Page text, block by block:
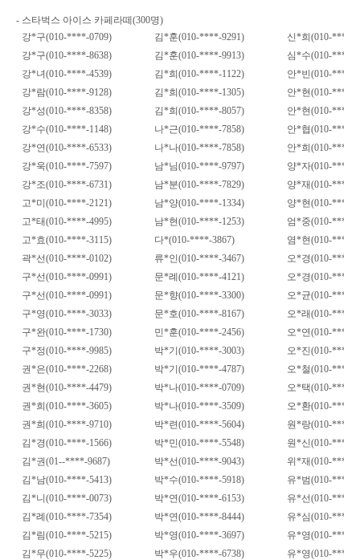
- 스타벅스 아이스 카페라떼 (300명)
강*구(010-****-0709) 김*훈(010-****-9291) 신*희 (010-****-
강*구(010-****-8638) 김*훈(010-****-9913) 심*수(010-****-
강*녀(010-****-4539) 김*희 (010-****-1122) 안*빈(010-****-
강*람(010-****-9128) 김*희 (010-****-1305) 안*현(010-****-
강*성(010-****-8358) 김*희 (010-****-8057) 안*현(010-****-
강*수(010-****-1148) 나*근(010-****-7858) 안*협(010-****-
강*연(010-****-6533) 나*나(010-****-7858) 안*희 (010-****-
강*욱(010-****-7597) 남*님(010-****-9797) 양*자(010-****-
강*조(010-****-6731) 남*분(010-****-7829) 양*재(010-****-
고*미 (010-****-2121) 남*양(010-****-1334) 양*현(010-****-
고*태(010-****-4995) 남*현(010-****-1253) 엄*중(010-****-
고*효(010-****-3115) 다*(010-****-3867) 염*현(010-****-
곽*선(010-****-0102) 류*인(010-****-3467) 오*경(010-****-
구*선(010-****-0991) 문*례 (010-****-4121) 오*경(010-****-
구*선(010-****-0991) 문*향(010-****-3300) 오*균(010-****-
구*영(010-****-3033) 문*호(010-****-8167) 오*래(010-****-
구*완(010-****-1730) 민*훈(010-****-2456) 오*연(010-****-
구*정(010-****-9985) 박*기 (010-****-3003) 오*진(010-****-
권*은(010-****-2268) 박*기 (010-****-4787) 오*철(010-****-
권*현(010-****-4479) 박*나(010-****-0709) 오*택(010-****-
권*희 (010-****-3605) 박*나(010-****-3509) 오*환(010-****-
권*희 (010-****-9710) 박*련(010-****-5604) 원*랑(010-****-
김*경(010-****-1566) 박*민(010-****-5548) 원*신(010-****-
김*권(01--****-9687) 박*선(010-****-9043) 위 *재(010-****-
김*남(010-****-5413) 박*수(010-****-5918) 유*범(010-****-
김*니 (010-****-0073) 박*연(010-****-6153) 유*선(010-****-
김*례 (010-****-7354) 박*연(010-****-8444) 유*심(010-****-
김*림(010-****-5215) 박*영(010-****-3697) 유*영(010-****-
김*무(010-****-5225) 박*우(010-****-6738) 유*영(010-****-